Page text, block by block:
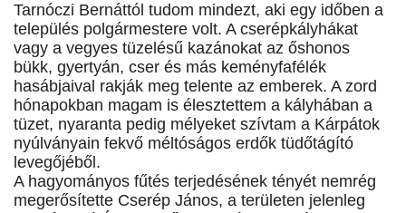
Tarnóczi Bernáttól tudom mindezt, aki egy időben a
település polgármestere volt. A cserépkályhákat
vagy a vegyes tüzelésű kazánokat az őshonos
bükk, gyertyán, cser és más keményfafélék
hasábjaival rakják meg telente az emberek. A zord
hónapokban magam is élesztettem a kályhában a
tüzet, nyaranta pedig mélyeket szívtam a Kárpátok
nyúlványain fekvő méltóságos erdők tüdőtágító
levegőjéből.
A hagyományos fűtés terjedésének tényét nemrég
megerősítette Cserép János, a területen jelenleg